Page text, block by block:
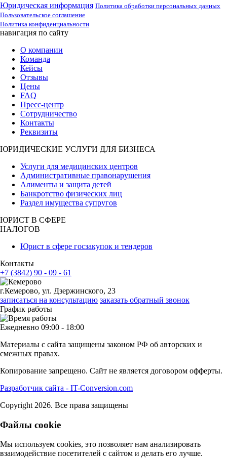
Юридическая информация Политика обработки персональных данных
Пользовательское соглашение
Политика конфиденциальности
навигация по сайту
О компании
Команда
Кейсы
Отзывы
Цены
FAQ
Пресс-центр
Сотрудничество
Контакты
Реквизиты
ЮРИДИЧЕСКИЕ УСЛУГИ ДЛЯ БИЗНЕСА
Услуги для медицинских центров
Административные правонарушения
Алименты и защита детей
Банкротство физических лиц
Раздел имущества супругов
ЮРИСТ В СФЕРЕ
НАЛОГОВ
Юрист в сфере госзакупок и тендеров
Контакты
+7 (3842) 90 - 09 - 61
г.Кемерово, ул. Дзержинского, 23
записаться на консультацию заказать обратный звонок
График работы
Ежедневно 09:00 - 18:00
Материалы с сайта защищены законом РФ об авторских и
смежных правах.
Копирование запрещено. Сайт не является договором офферты.
Разработчик сайта - IT-Conversion.com
Copyright 2026. Все права защищены
Файлы cookie
Мы используем cookies, это позволяет нам анализировать
взаимодействие посетителей с сайтом и делать его лучше.